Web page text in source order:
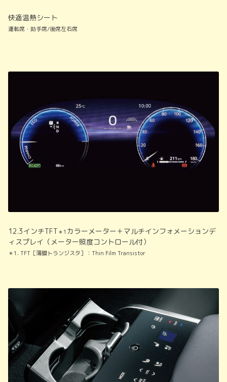
快適温熱シート
運転席・助手席/後席左右席
12.3インチTFT＊1 カラーメーター＋マルチインフォメーションデ
ィスプレイ（メーター照度コントロール付）
＊1. TFT［薄膜トランジスタ］：Thin Film Transistor